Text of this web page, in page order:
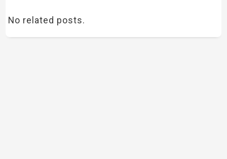
No related posts.